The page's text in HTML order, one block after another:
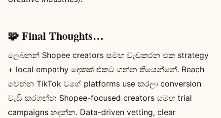
🧩 Final Thoughts…
ලෙබනන් Shopee creators සමඟ වැඩකරන එක strategy
+ local empathy දෙකක් එකට ගන්න තියෙන්නේ. Reach
වෙන්න TikTok වගේ platforms use කරලා conversion
වැඩි කරගන්න Shopee-focused creators සමඟ trial
campaigns හදන්න. Data-driven vetting, clear